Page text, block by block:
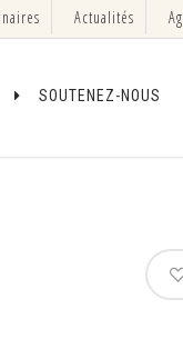
Actualités
SOUTENEZ-NOUS